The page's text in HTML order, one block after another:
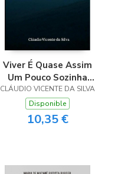
Viver É Quase Assim
Um Pouco Sozinha
Escutando O Silenciar
Simples Da Vida
Seguir Em Frente
CLÁUDIO VICENTE DA SILVA
Disponible
10,35 €